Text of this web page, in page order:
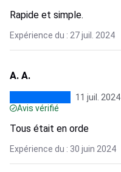
Rapide et simple.
Expérience du : 27 juil. 2024
A. A.
11 juil. 2024
Avis vérifié
Tous était en orde
Expérience du : 30 juin 2024